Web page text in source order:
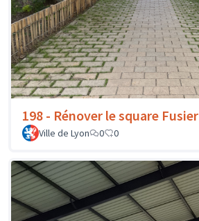
198 - Rénover le square Fusier
Ville de Lyon
0 0